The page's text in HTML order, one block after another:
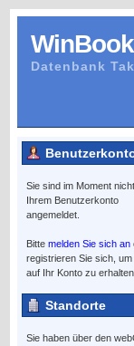
WinBook
Datenbank
Sie sind im Moment
Ihrem Benutzerkonto
angemeldet.
Bitte melden Sie sich an
registrieren Sie sich,
auf Ihr Konto zu erhalten.
Standorte
Sie haben über den